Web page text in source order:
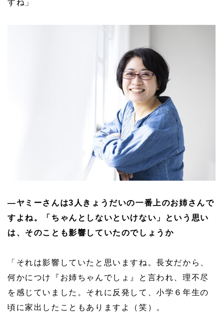
すね」
—ヤミーさんは3人きょうだいの一番上のお姉さんで
すよね。「ちゃんとしないといけない」という思い
は、そのことも影響していたのでしょうか
「それは影響していたと思いますね。長女だから、
何かにつけ『お姉ちゃんでしょ』と言われ、理不尽
を感じていました。それに反発して、小学６年生の
頃に家出したこともありますよ（笑）。